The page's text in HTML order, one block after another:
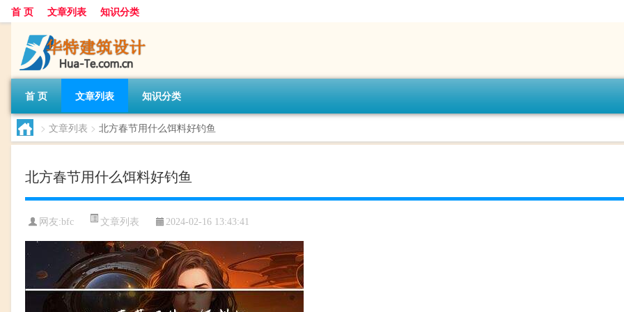
首 页 文章列表 知识分类
首 页 文章列表 知识分类
> 文章列表 > 北方春节用什么饵料好钓鱼
北方春节用什么饵料好钓鱼
网友:bfc 文章列表 2024-02-16 13:43:41